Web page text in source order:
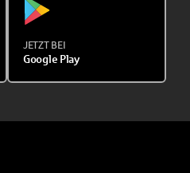
JETZT BEI
Google Play